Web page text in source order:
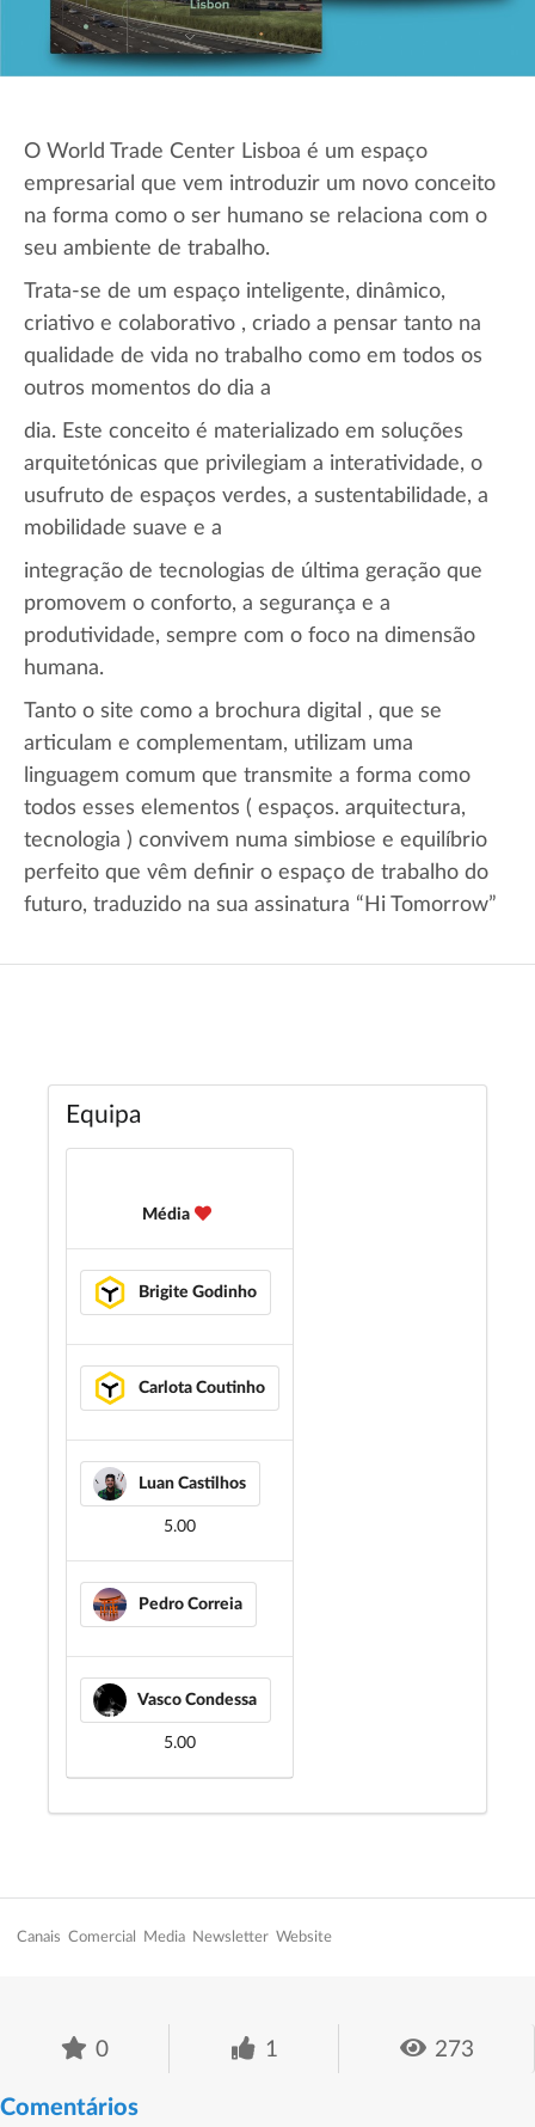
O World Trade Center Lisboa é um espaço
empresarial que vem introduzir um novo conceito
na forma como o ser humano se relaciona com o
seu ambiente de trabalho.
Trata-se de um espaço inteligente, dinâmico,
criativo e colaborativo , criado a pensar tanto na
qualidade de vida no trabalho como em todos os
outros momentos do dia a
dia. Este conceito é materializado em soluções
arquitetónicas que privilegiam a interatividade, o
usufruto de espaços verdes, a sustentabilidade, a
mobilidade suave e a
integração de tecnologias de última geração que
promovem o conforto, a segurança e a
produtividade, sempre com o foco na dimensão
humana.
Tanto o site como a brochura digital , que se
articulam e complementam, utilizam uma
linguagem comum que transmite a forma como
todos esses elementos ( espaços. arquitectura,
tecnologia ) convivem numa simbiose e equilíbrio
perfeito que vêm definir o espaço de trabalho do
futuro, traduzido na sua assinatura “Hi Tomorrow”
Equipa
Média
Brigite Godinho
Carlota Coutinho
Luan Castilhos
5.00
Pedro Correia
Vasco Condessa
5.00
Canais Comercial Media Newsletter Website
0 1 273
Comentários